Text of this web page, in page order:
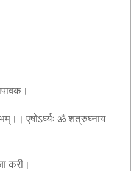
एषोऽर्घ्यः ॐ शत्रुघ्नाय
करी।